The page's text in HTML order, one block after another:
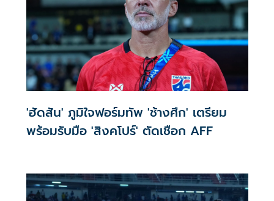
'ฮัดสัน' ภูมิใจฟอร์มทัพ 'ช้างศึก' เตรียม
พร้อมรับมือ 'สิงคโปร์' ตัดเชือก AFF